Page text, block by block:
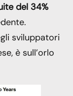
del 34%
sviluppatori
è sull’orlo